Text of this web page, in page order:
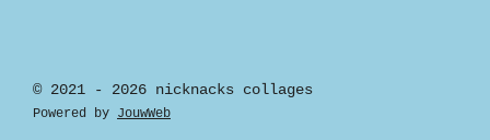
© 2021 - 2026 nicknacks collages
Powered by JouwWeb